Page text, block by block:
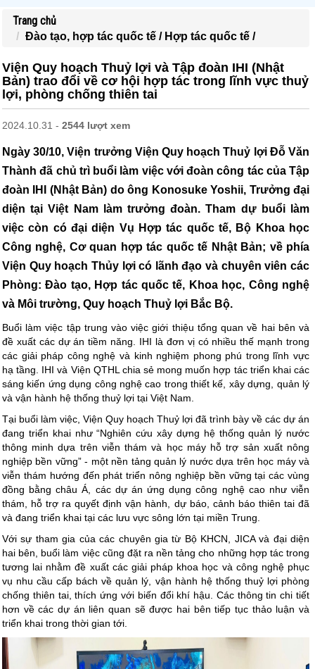
Trang chủ
Đào tạo, hợp tác quốc tế / Hợp tác quốc tế /
Viện Quy hoạch Thuỷ lợi và Tập đoàn IHI (Nhật
Bản) trao đổi về cơ hội hợp tác trong lĩnh vực thuỷ
lợi, phòng chống thiên tai
2024.10.31 - 2544 lượt xem
Ngày 30/10, Viện trưởng Viện Quy hoạch Thuỷ lợi Đỗ Văn
Thành đã chủ trì buổi làm việc với đoàn công tác của Tập
đoàn IHI (Nhật Bản) do ông Konosuke Yoshii, Trưởng đại
diện tại Việt Nam làm trưởng đoàn. Tham dự buổi làm
việc còn có đại diện Vụ Hợp tác quốc tế, Bộ Khoa học
Công nghệ, Cơ quan hợp tác quốc tế Nhật Bản; về phía
Viện Quy hoạch Thủy lợi có lãnh đạo và chuyên viên các
Phòng: Đào tạo, Hợp tác quốc tế, Khoa học, Công nghệ
và Môi trường, Quy hoạch Thuỷ lợi Bắc Bộ.
Buổi làm việc tập trung vào việc giới thiệu tổng quan về hai bên và
đề xuất các dự án tiềm năng. IHI là đơn vị có nhiều thế mạnh trong
các giải pháp công nghệ và kinh nghiệm phong phú trong lĩnh vực
hạ tầng. IHI và Viện QTHL chia sẻ mong muốn hợp tác triển khai các
sáng kiến ứng dụng công nghệ cao trong thiết kế, xây dựng, quản lý
và vận hành hệ thống thuỷ lợi tại Việt Nam.
Tại buổi làm việc, Viện Quy hoạch Thuỷ lợi đã trình bày về các dự án
đang triển khai như “Nghiên cứu xây dựng hệ thống quản lý nước
thông minh dựa trên viễn thám và học máy hỗ trợ sản xuất nông
nghiệp bền vững” - một nền tảng quản lý nước dựa trên học máy và
viễn thám hướng đến phát triển nông nghiệp bền vững tại các vùng
đồng bằng châu Á, các dự án ứng dụng công nghệ cao như viễn
thám, hỗ trợ ra quyết định vận hành, dự báo, cảnh báo thiên tai đã
và đang triển khai tại các lưu vực sông lớn tại miền Trung.
Với sự tham gia của các chuyên gia từ Bộ KHCN, JICA và đại diện
hai bên, buổi làm việc cũng đặt ra nền tảng cho những hợp tác trong
tương lai nhằm đề xuất các giải pháp khoa học và công nghệ phục
vụ nhu cầu cấp bách về quản lý, vận hành hệ thống thuỷ lợi phòng
chống thiên tai, thích ứng với biến đổi khí hậu. Các thông tin chi tiết
hơn về các dự án liên quan sẽ được hai bên tiếp tục thảo luận và
triển khai trong thời gian tới.